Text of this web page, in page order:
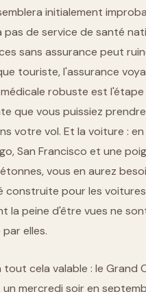
initialement
de service de santé
sans assurance peut
touriste, l'assurance
robuste est l'étape
que vous puissiez prendre
votre vol. Et la voiture : en
San Francisco et une
vous en aurez
construite pour les voitures,
la peine d'être vues ne
elles.
cela valable : le Grand
un mercredi soir en